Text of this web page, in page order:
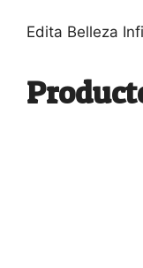
Edita Belleza